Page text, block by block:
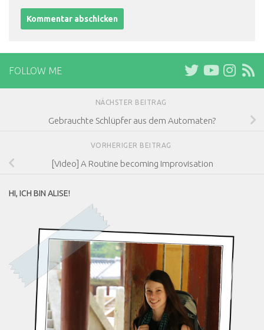
FOLLOW ME
NÄCHSTER BEITRAG
Gebrauchte Schlüpfer aus dem Automaten?
VORHERIGER BEITRAG
[Video] A Routine becoming Improvisation
HI, ICH BIN ALISE!